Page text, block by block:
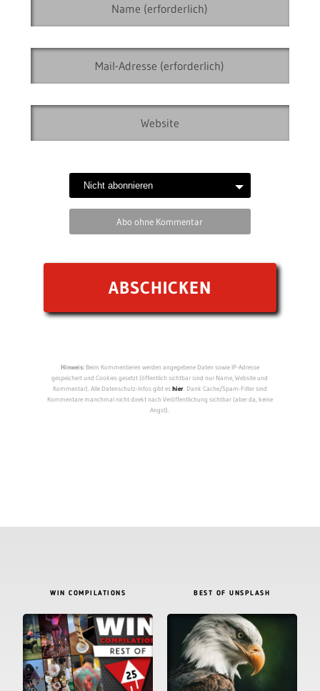
Abo ohne Kommentar
Hinweis:Beim Kommentieren werden angegebene Daten sowie IP-Adresse
gespeichert und Cookies gesetzt (öffentlich sichtbar sind nur Name, Website und
Kommentar). Alle Datenschutz-Infos gibt eshier. Dank Cache/Spam-Filter sind
Kommentare manchmal nicht direkt nach Veröffentlichung sichtbar (aber da, keine
Angst).
WIN COMPILATIONS BEST OF UNSPLASH